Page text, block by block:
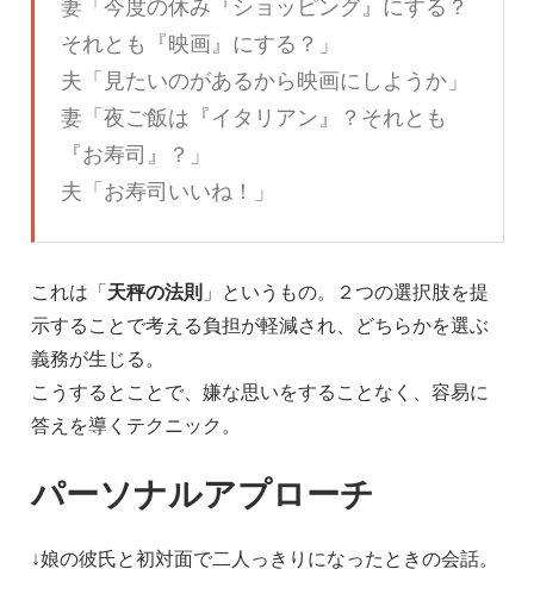
妻「今度の休み『ショッピング』にする？
それとも『映画』にする？」
夫「見たいのがあるから映画にしようか」
妻「夜ご飯は『イタリアン』？それとも
『お寿司』？」
夫「お寿司いいね！」
これは「天秤の法則」というもの。２つの選択肢を提
示することで考える負担が軽減され、どちらかを選ぶ
義務が生じる。
こうするとことで、嫌な思いをすることなく、容易に
答えを導くテクニック。
パーソナルアプローチ
↓娘の彼氏と初対面で二人っきりになったときの会話。